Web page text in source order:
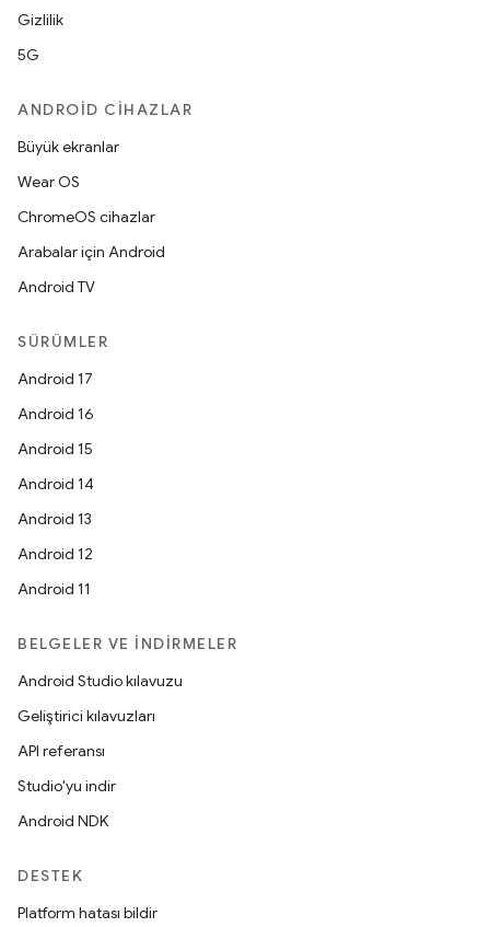
Gizlilik
5G
ANDROID CIHAZLAR
Büyük ekranlar
Wear OS
ChromeOS cihazlar
Arabalar için Android
Android TV
SÜRÜMLER
Android 17
Android 16
Android 15
Android 14
Android 13
Android 12
Android 11
BELGELER VE İNDIRMELER
Android Studio kılavuzu
Geliştirici kılavuzları
API referansı
Studio'yu indir
Android NDK
DESTEK
Platform hatası bildir